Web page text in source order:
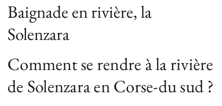
Baignade en rivière, la
Solenzara
Comment se rendre à la rivière
de Solenzara en Corse-du sud ?